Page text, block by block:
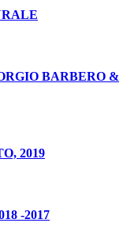
BARBERO &
2019
-2017